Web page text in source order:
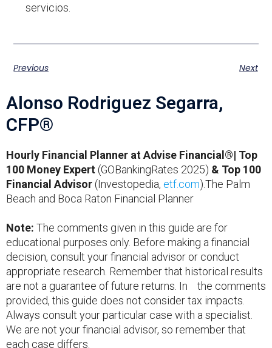
servicios.
Previous Next
Alonso Rodriguez Segarra,
CFP®
Hourly Financial Planner at Advise Financial®| Top
100 Money Expert (GOBankingRates 2025) & Top 100
Financial Advisor (Investopedia, etf.com).The Palm
Beach and Boca Raton Financial Planner
Note: The comments given in this guide are for
educational purposes only. Before making a financial
decision, consult your financial advisor or conduct
appropriate research. Remember that historical results
are not a guarantee of future returns. In the comments
provided, this guide does not consider tax impacts.
Always consult your particular case with a specialist.
We are not your financial advisor, so remember that
each case differs.